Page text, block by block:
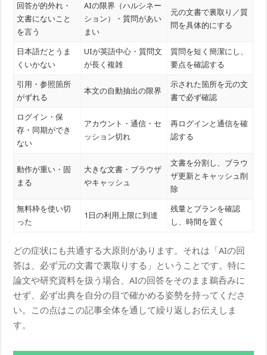
回答が的外れ・
文書にないこと
を言う
AIの限界（ハルシネー
ション）・質問があい
まい
元の文書で裏取り／質
問を具体的にする
日本語だとうま
くいかない
UIが英語中心・質問文
が長く複雑
質問を短く簡潔にし、
要点を確認する
引用・参照箇所
がずれる
本文の自動抽出の限界
示された箇所を元の文
書で必ず確認
ログイン・保
存・同期ができ
ない
アカウント・通信・セ
ッション切れ
再ログインと通信を確
認する
動作が重い・固
まる
大きな文書・ブラウザ
やキャッシュ
文書を分割し、ブラウ
ザ更新とキャッシュ削
除
無料枠を使い切
った
1日の利用上限に到達
残量とプランを確認
し、時間を置く
どの症状にも共通する大原則があります。それは「AIの回
答は、必ず元の文書で裏取りする」ということです。特に
論文や研究資料を扱う場合、AIの回答をそのまま鵜呑みに
せず、必ず出典を自分の目で確かめる姿勢を持ってくださ
い。この点はこの記事全体を通して繰り返しお伝えしま
す。